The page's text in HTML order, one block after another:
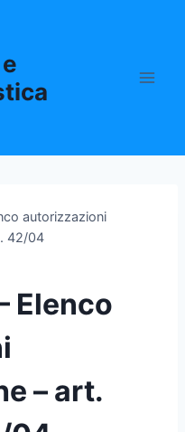
autorizzazioni
42/04
Elenco
– art.